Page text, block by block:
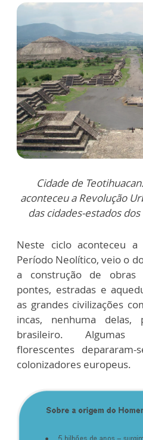
Cidade de
aconteceu a Revolução
das cidades-estados
Neste ciclo aconteceu a
Período Neolítico, veio o
a construção de obras
pontes, estradas e
as grandes civilizações
incas, nenhuma
brasileiro. Algumas
florescentes
colonizadores europeus.